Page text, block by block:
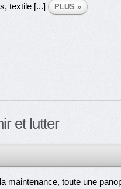
textile [...]
PLUS »
et lutter
maintenance, toute une